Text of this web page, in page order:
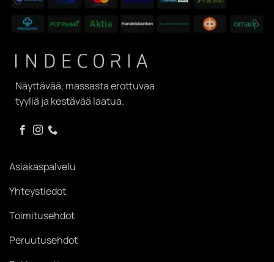
Näyttävää, massasta erottuvaa
tyyliä ja kestävää laatua.
Asiakaspalvelu
Yhteystiedot
Toimitusehdot
Peruutusehdot